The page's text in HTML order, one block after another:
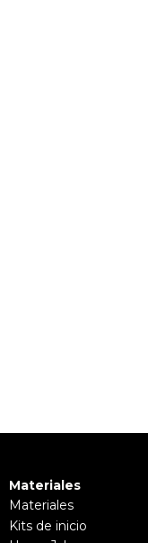
Materiales
Materiales
Kits de inicio